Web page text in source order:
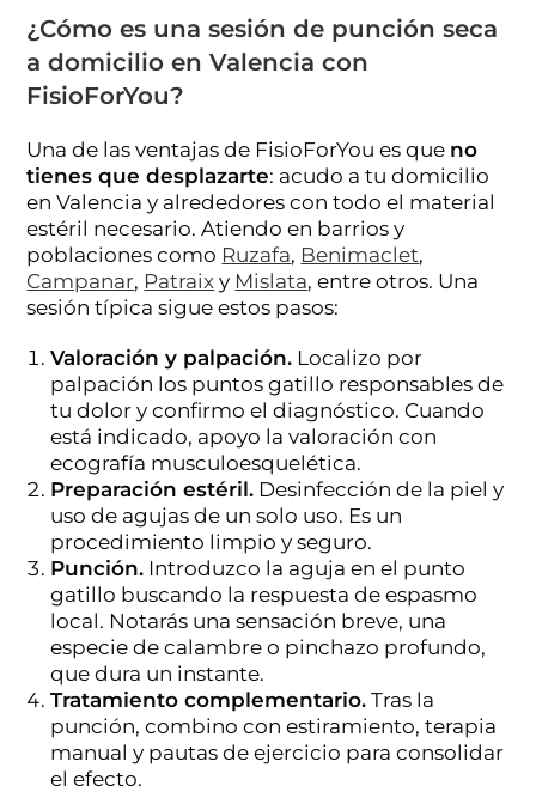
¿Cómo es una sesión de punción seca
a domicilio en Valencia con
FisioForYou?
Una de las ventajas de FisioForYou es que no
tienes que desplazarte: acudo a tu domicilio
en Valencia y alrededores con todo el material
estéril necesario. Atiendo en barrios y
poblaciones como Ruzafa, Benimaclet,
Campanar, Patraix y Mislata, entre otros. Una
sesión típica sigue estos pasos:
Valoración y palpación. Localizo por
palpación los puntos gatillo responsables de
tu dolor y confirmo el diagnóstico. Cuando
está indicado, apoyo la valoración con
ecografía musculoesquelética.
Preparación estéril. Desinfección de la piel y
uso de agujas de un solo uso. Es un
procedimiento limpio y seguro.
Punción. Introduzco la aguja en el punto
gatillo buscando la respuesta de espasmo
local. Notarás una sensación breve, una
especie de calambre o pinchazo profundo,
que dura un instante.
Tratamiento complementario. Tras la
punción, combino con estiramiento, terapia
manual y pautas de ejercicio para consolidar
el efecto.